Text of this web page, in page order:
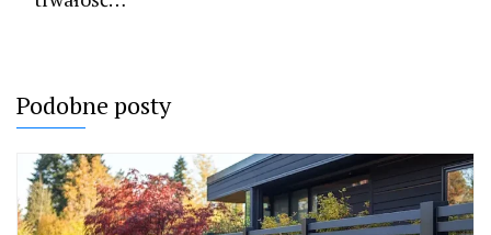
Podobne posty